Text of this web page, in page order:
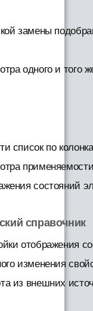
замены
одного и того
список по
состояний
справочник
отображения
изменения
из внешних